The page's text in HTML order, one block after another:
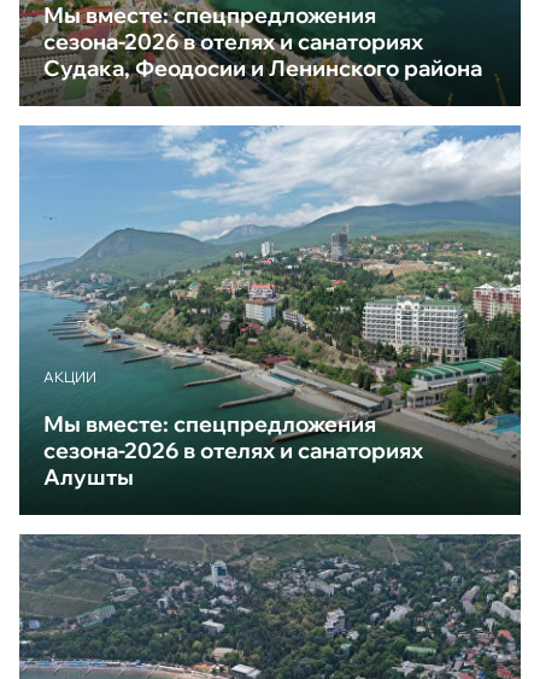
Мы вместе: спецпредложения
сезона-2026 в отелях и санаториях
Судака, Феодосии и Ленинского района
АКЦИИ
Мы вместе: спецпредложения
сезона-2026 в отелях и санаториях
Алушты